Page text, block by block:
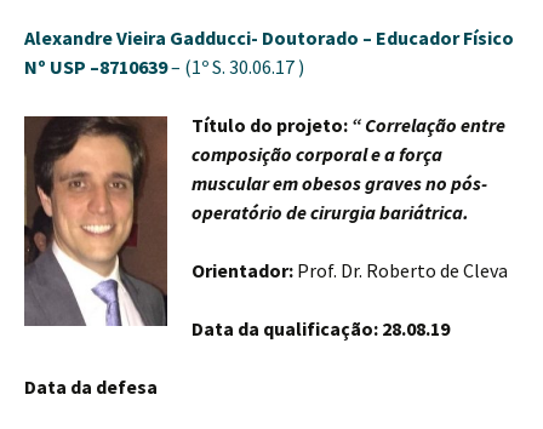
Alexandre Vieira Gadducci- Doutorado – Educador Físico
Nº USP –8710639– (1º S. 30.06.17 )
Título do projeto: “ Correlação entre
composição corporal e a força
muscular em obesos graves no pós-
operatório de cirurgia bariátrica.
Orientador: Prof. Dr. Roberto de Cleva
Data da qualificação: 28.08.19
Data da defesa